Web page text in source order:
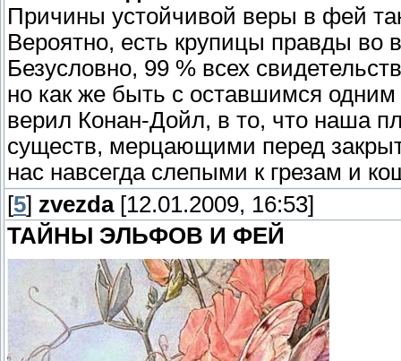
Причины устойчивой веры в фей
Вероятно, есть крупицы правды во
Безусловно, 99 % всех
но как же быть с оставшимся
верил Конан-Дойл, в то, что наша
существ, мерцающими перед
нас навсегда слепыми к грезам и
[5] zvezda[12.01.2009, 16:53]
ТАЙНЫ ЭЛЬФОВ И ФЕЙ